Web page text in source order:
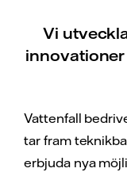
Vi
Vattenfall
tar fram
erbjuda nya